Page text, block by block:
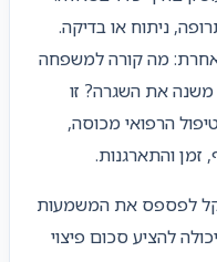
ניתוח או בדיקה.
מה קורה למשפחה
את השגרה? זו
הרפואי מכוסה,
והתארגנות.
קל לפספס את המשמעות
להציע סכום פיצוי